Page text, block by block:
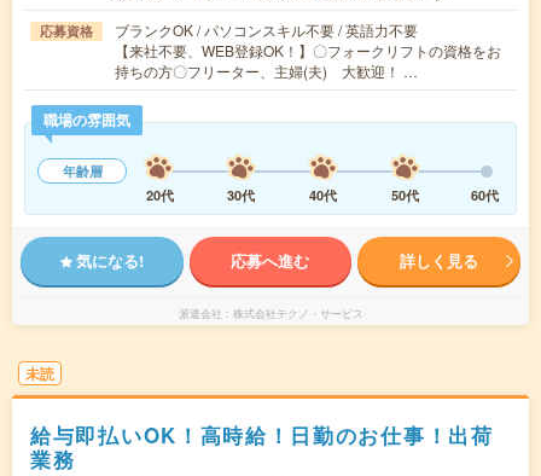
応募資格
ブランクOK / パソコンスキル不要 / 英語力不要
【来社不要、WEB登録OK！】〇フォークリフトの資格をお
持ちの方〇フリーター、主婦(夫) 大歓迎！ …
職場の雰囲気
年齢層
20代
30代 40代 50代 60代
気になる! 応募へ進む 詳しく見る
派遣会社 株式会社テクノ・サービス
未読
給与即払いOK！高時給！日勤のお仕事！出荷
業務